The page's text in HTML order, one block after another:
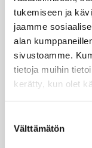
tukemiseen ja
jaamme
alan
sivustoamme.
tietoja muihin
kerätty, kun olet
valinta
Välttämätön
JOBI
TYÖELÄMÄOPAS
Työnhaku
KirVESTES 2025-